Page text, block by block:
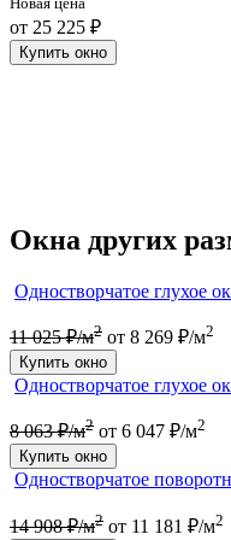
от 25 225 ₽
Купить окно
Окна других
Одностворчатое глухое
11 025 ₽/м2 от 8 269 ₽/м2
Купить окно
Одностворчатое глухое
8 063 ₽/м2 от 6 047 ₽/м2
Купить окно
Одностворчатое
14 908 ₽/м2 от 11 181 ₽/м2